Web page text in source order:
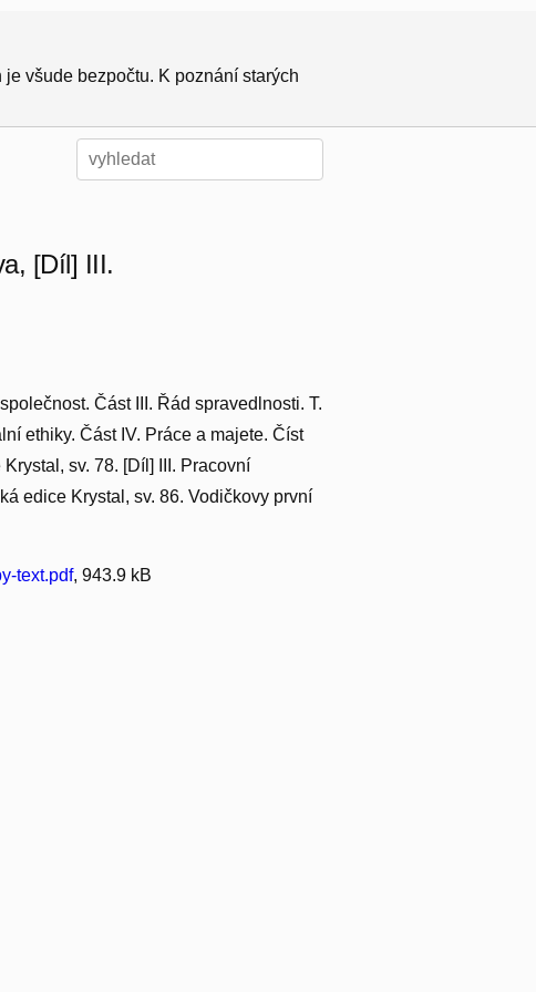
všude bezpočtu. K poznání starých
[Díl] III.
Část III. Řád spravedlnosti. T.
ethiky. Část IV. Práce a majete. Číst
sv. 78. [Díl] III. Pracovní
edice Krystal, sv. 86. Vodičkovy první
text.pdf, 943.9 kB